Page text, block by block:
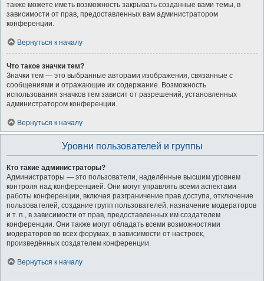
также можете иметь возможность закрывать созданные вами темы, в
зависимости от прав, предоставленных вам администратором
конференции.
Вернуться к началу
Что такое значки тем?
Значки тем — это выбранные авторами изображения, связанные с
сообщениями и отражающие их содержание. Возможность
использования значков тем зависит от разрешений, установленных
администратором конференции.
Вернуться к началу
Уровни пользователей и группы
Кто такие администраторы?
Администраторы — это пользователи, наделённые высшим уровнем
контроля над конференцией. Они могут управлять всеми аспектами
работы конференции, включая разграничение прав доступа, отключение
пользователей, создание групп пользователей, назначение модераторов
и т. п., в зависимости от прав, предоставленных им создателем
конференции. Они также могут обладать всеми возможностями
модераторов во всех форумах, в зависимости от настроек,
произведённых создателем конференции.
Вернуться к началу